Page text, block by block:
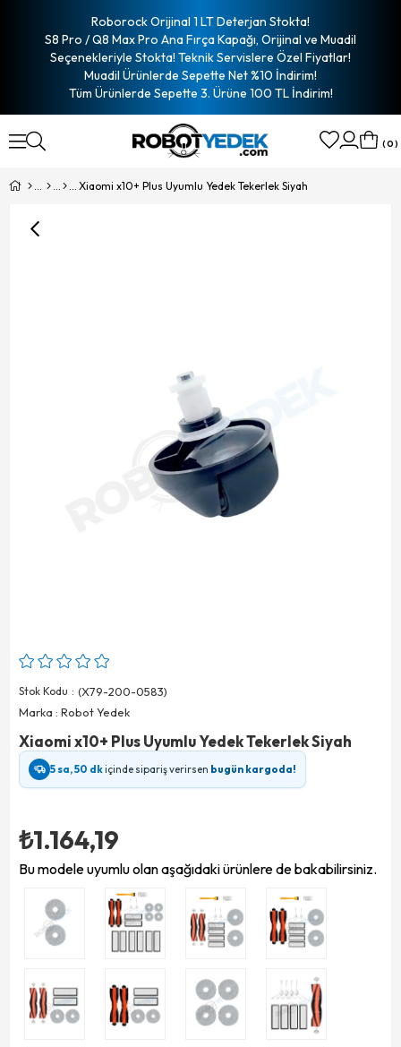
Roborock Orijinal 1 LT Deterjan Stokta!
S8 Pro / Q8 Max Pro Ana Fırça Kapağı, Orijinal ve Muadil
Seçenekleriyle Stokta! Teknik Servislere Özel Fiyatlar!
Muadil Ürünlerde Sepette Net %10 İndirim!
Tüm Ürünlerde Sepette 3. Ürüne 100 TL İndirim!
0
Xiaomi x10+ Plus Uyumlu Yedek Tekerlek Siyah
Stok Kodu
(X79-200-0583)
Marka : Robot Yedek
Xiaomi x10+ Plus Uyumlu Yedek Tekerlek Siyah
5 sa, 50 dkiçinde sipariş verirsen bugün kargoda!
₺1.164,19
Bu modele uyumlu olan aşağıdaki ürünlere de bakabilirsiniz.